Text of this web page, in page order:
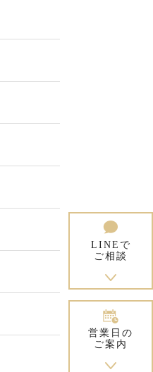
LINEで
ご相談
営業日の
ご案内